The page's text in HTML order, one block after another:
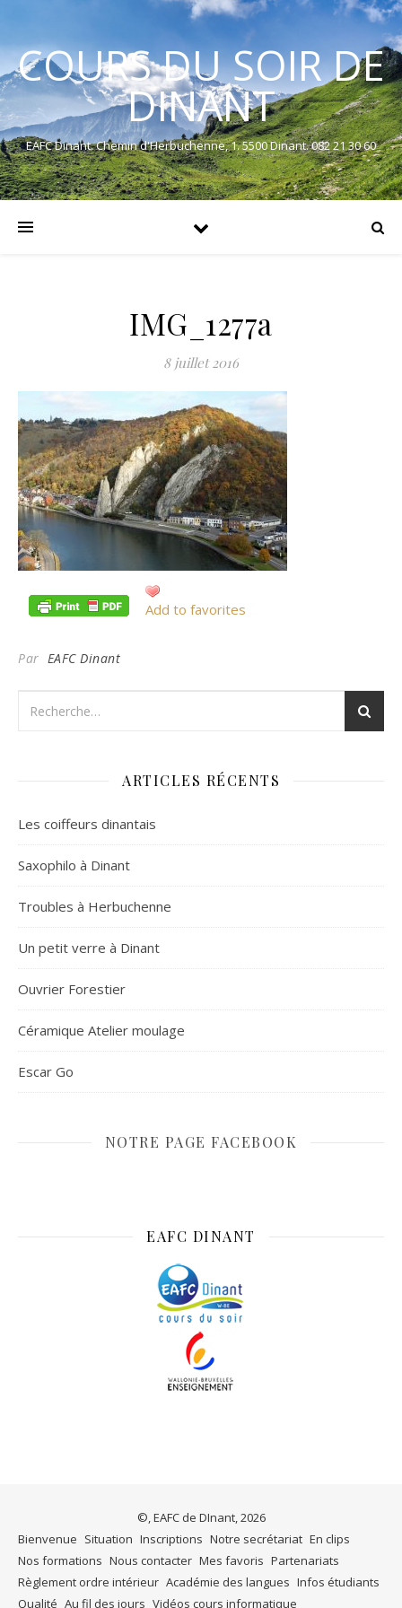
COURS DU SOIR DE
DINANT
EAFC Dinant. Chemin d'Herbuchenne, 1. 5500 Dinant. 082 21 30 60
IMG_1277a
8 juillet 2016
Add to favorites
Par EAFC Dinant
ARTICLES RÉCENTS
Les coiffeurs dinantais
Saxophilo à Dinant
Troubles à Herbuchenne
Un petit verre à Dinant
Ouvrier Forestier
Céramique Atelier moulage
Escar Go
NOTRE PAGE FACEBOOK
EAFC DINANT
©, EAFC de DInant, 2026
Bienvenue Situation Inscriptions Notre secrétariat En clips
Nos formations Nous contacter Mes favoris Partenariats
Règlement ordre intérieur Académie des langues Infos étudiants
Qualité Au fil des jours Vidéos cours informatique